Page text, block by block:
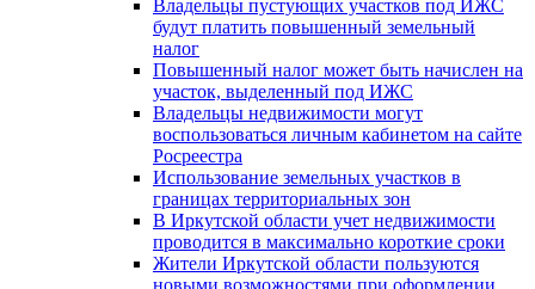
Владельцы пустующих участков под ИЖС
будут платить повышенный земельный
налог
Повышенный налог может быть начислен на
участок, выделенный под ИЖС
Владельцы недвижимости могут
воспользоваться личным кабинетом на сайте
Росреестра
Использование земельных участков в
границах территориальных зон
В Иркутской области учет недвижимости
проводится в максимально короткие сроки
Жители Иркутской области пользуются
новыми возможностями при оформлении